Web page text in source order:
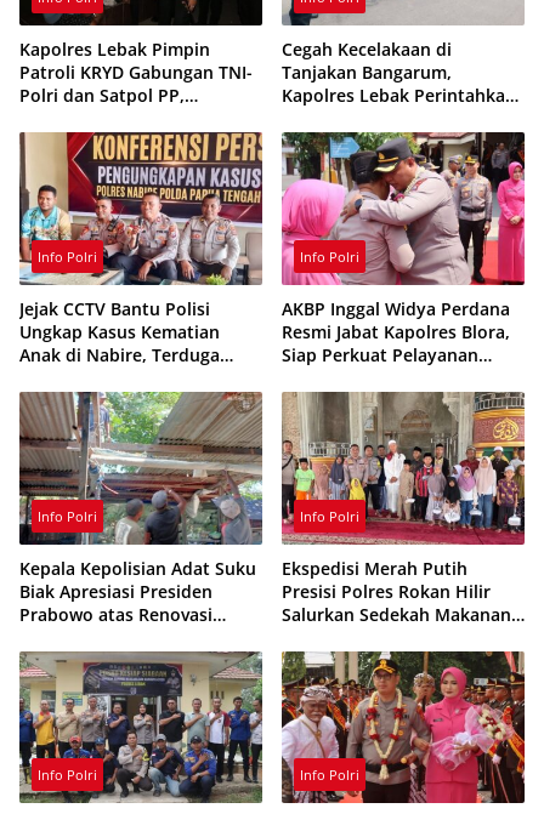
Kapolres Lebak Pimpin
Patroli KRYD Gabungan TNI-
Polri dan Satpol PP,
Balap Liar
Cegah Kecelakaan di
Tanjakan Bangarum,
Kapolres Lebak Perintahkan
Lintas
Info Polri
Jejak CCTV Bantu Polisi
Ungkap Kasus Kematian
Anak di Nabire, Terduga
Jam
Info Polri
AKBP Inggal Widya Perdana
Resmi Jabat Kapolres Blora,
Siap Perkuat Pelayanan
Info Polri
Kepala Kepolisian Adat Suku
Biak Apresiasi Presiden
Prabowo atas Renovasi
Boswesen Sorong
Info Polri
Ekspedisi Merah Putih
Presisi Polres Rokan Hilir
Salurkan Sedekah Makanan
Panipahan
Info Polri Info Polri